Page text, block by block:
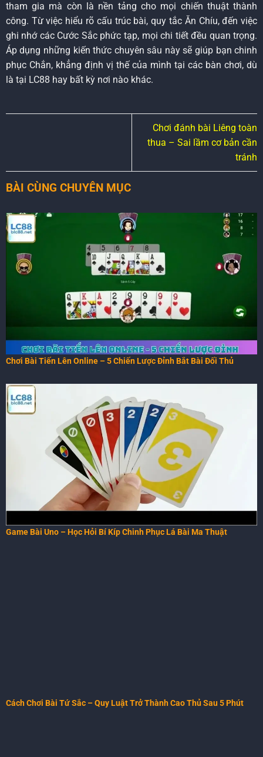
tham gia mà còn là nền tảng cho mọi chiến thuật thành
công. Từ việc hiểu rõ cấu trúc bài, quy tắc Ăn Chíu, đến việc
ghi nhớ các Cước Sắc phức tạp, mọi chi tiết đều quan trọng.
Áp dụng những kiến thức chuyên sâu này sẽ giúp bạn chinh
phục Chắn, khẳng định vị thế của mình tại các bàn chơi, dù
là tại LC88 hay bất kỳ nơi nào khác.
Chơi đánh bài Liêng toàn
thua – Sai lầm cơ bản cần
tránh
BÀI CÙNG CHUYÊN MỤC
Chơi Bài Tiến Lên Online – 5 Chiến Lược Đỉnh Bắt Bài Đối Thủ
Game Bài Uno – Học Hỏi Bí Kíp Chinh Phục Lá Bài Ma Thuật
Cách Chơi Bài Tứ Sắc – Quy Luật Trở Thành Cao Thủ Sau 5 Phút